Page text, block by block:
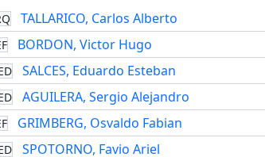
TALLARICO, Carlos Alberto
BORDON, Victor Hugo
SALCES, Eduardo Esteban
AGUILERA, Sergio Alejandro
GRIMBERG, Osvaldo Fabian
SPOTORNO, Favio Ariel